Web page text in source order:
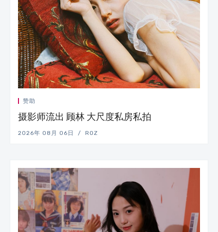
赞助
摄影师流出 顾林 大尺度私房私拍
2026年 08月 06日 ROZ